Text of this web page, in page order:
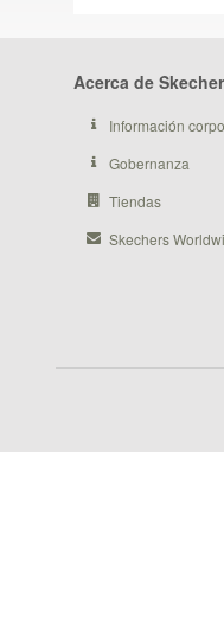
Acerca de
Información
Gobernanza
Tiendas
Skechers